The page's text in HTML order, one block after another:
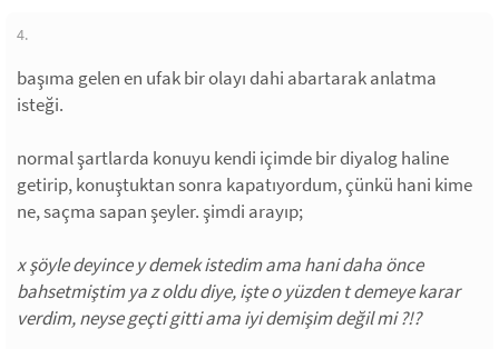
4.
başıma gelen en ufak bir olayı dahi abartarak anlatma
isteği.
normal şartlarda konuyu kendi içimde bir diyalog haline
getirip, konuştuktan sonra kapatıyordum, çünkü hani kime
ne, saçma sapan şeyler. şimdi arayıp;
x şöyle deyince y demek istedim ama hani daha önce
bahsetmiştim ya z oldu diye, işte o yüzden t demeye karar
verdim, neyse geçti gitti ama iyi demişim değil mi ?!?